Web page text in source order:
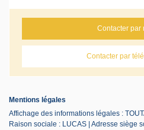
Contacter par
Contacter par
Mentions légales
Affichage des informations légales :
Raison sociale : LUCAS | Adresse siège